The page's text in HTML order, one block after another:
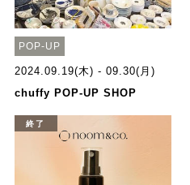
POP-UP
2024.09.19(木) - 09.30(月)
chuffy POP-UP SHOP
終了